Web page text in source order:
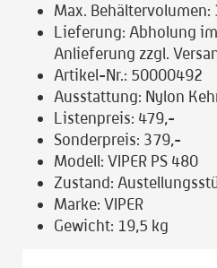
Max. Behältervolumen:
Lieferung: Abholung
Anlieferung zzgl.
Artikel-Nr.: 50000492
Ausstattung: Nylon
Listenpreis: 479,-
Sonderpreis: 379,-
Modell: VIPER PS 480
Zustand:
Marke: VIPER
Gewicht: 19,5 kg